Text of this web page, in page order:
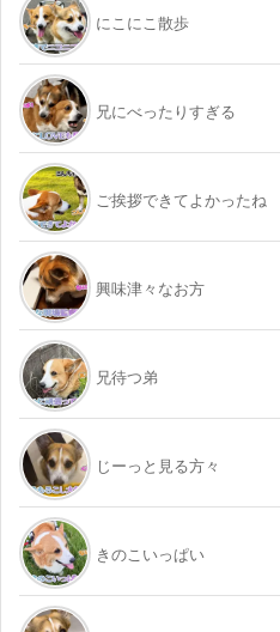
にこにこ散歩
兄にべったりすぎる
ご挨拶できてよかったね
興味津々なお方
兄待つ弟
じーっと見る方々
きのこいっぱい